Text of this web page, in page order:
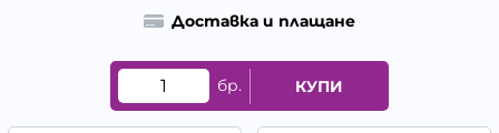
Доставка и плащане
бр. КУПИ